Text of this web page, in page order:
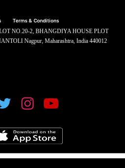
Terms & Conditions
NO.20-2, BHANGDIYA HOUSE PLOT
Nagpur, Maharashtra, India 440012